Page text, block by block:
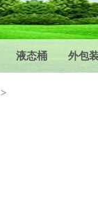
液态桶 外包
>